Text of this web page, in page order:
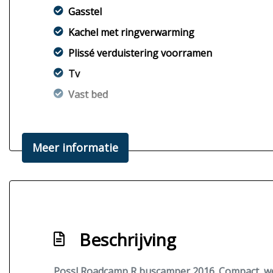
Gasstel
Kachel met ringverwarming
Plissé verduistering voorramen
Tv
Vast bed
Meer informatie
Beschrijving